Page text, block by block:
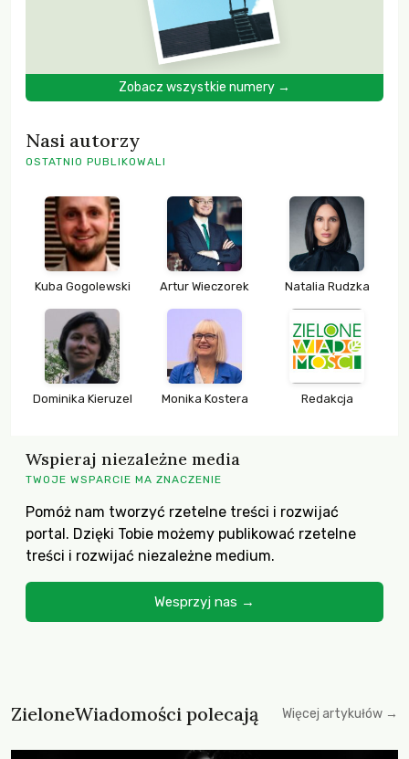
Zobacz wszystkie numery →
Nasi autorzy
OSTATNIO PUBLIKOWALI
Kuba Gogolewski Artur Wieczorek Natalia Rudzka
Dominika Kieruzel Monika Kostera Redakcja
Wspieraj niezależne media
TWOJE WSPARCIE MA ZNACZENIE
Pomóż nam tworzyć rzetelne treści i rozwijać
portal. Dzięki Tobie możemy publikować rzetelne
treści i rozwijać niezależne medium.
Wesprzyj nas →
ZieloneWiadomości polecają Więcej artykułów →